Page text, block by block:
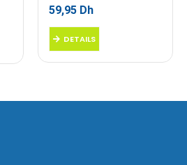
59,95 Dh
DETAILS